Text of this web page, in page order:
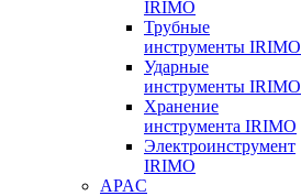
IRIMO
Трубные
инструменты IRIMO
Ударные
инструменты IRIMO
Хранение
инструмента IRIMO
Электроинструмент
IRIMO
APAC